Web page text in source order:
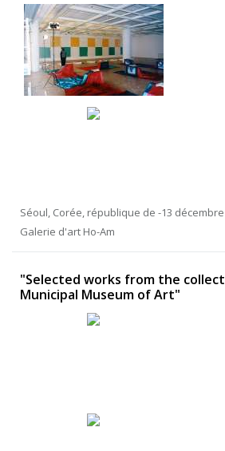
Séoul, Corée, république de -13
Galerie d'art Ho-Am
"Selected works from the
Municipal Museum of Art"